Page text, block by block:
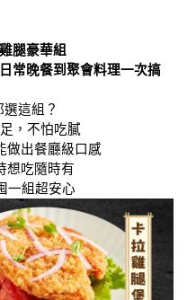
腿豪華組
常晚餐到聚會料理一次搞
這組？
，不怕吃膩
做出餐廳級口感
想吃隨時有
一組超安心